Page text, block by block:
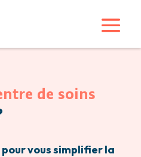
de soins
vous simplifier la